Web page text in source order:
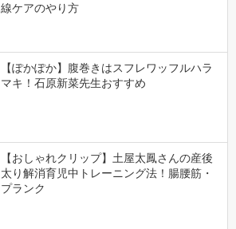
線ケアのやり方
【ぽかぽか】腹巻きはスフレワッフルハラ
マキ！石原新菜先生おすすめ
【おしゃれクリップ】土屋太鳳さんの産後
太り解消育児中トレーニング法！腸腰筋・
プランク